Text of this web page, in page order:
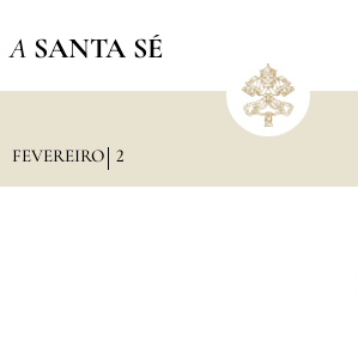
A SANTA SÉ
FEVEREIRO 2